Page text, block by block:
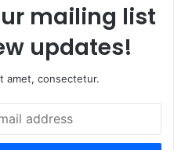
mailing list
updates!
amet, consectetur.